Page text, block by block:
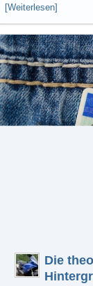
[Weiterlesen]
Die